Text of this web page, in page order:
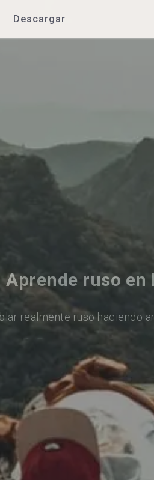
Descargar
Aprende ruso en
realmente ruso haciendo